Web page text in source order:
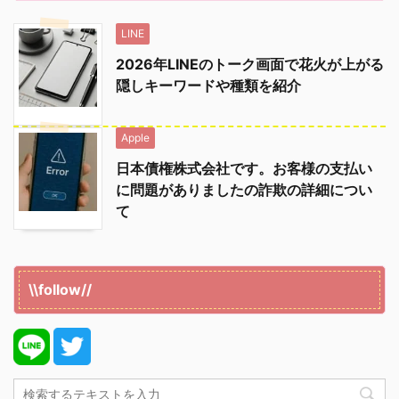
LINE
2026年LINEのトーク画面で花火が上がる
隠しキーワードや種類を紹介
Apple
日本債権株式会社です。お客様の支払い
に問題がありましたの詐欺の詳細につい
て
\\follow//